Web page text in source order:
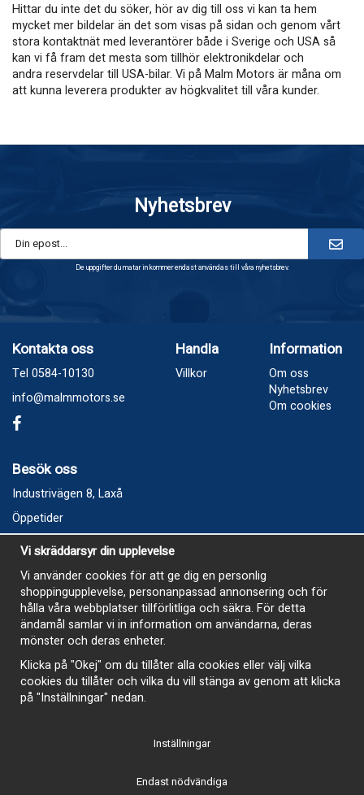
Hittar du inte det du söker, hör av dig till oss vi kan ta hem
mycket mer bildelar än det som visas på sidan och genom vårt
stora kontaktnät med leverantörer både i Sverige och USA så
kan vi få fram det mesta som tillhör elektronikdelar och
andra reservdelar till USA-bilar. Vi på Malm Motors är måna om
att kunna leverera produkter av högkvalitet till våra kunder.
Nyhetsbrev
De uppgifter du matar in kommer endast användas till våra nyhetsbrev.
Kontakta oss
Tel 0584-10130
info@malmmotors.se
Handla
Villkor
Information
Om oss
Nyhetsbrev
Om cookies
Besök oss
Industrivägen 8, Laxå
Öppetider
Vecka 32
Måndag kl 9-12, kl 13 - 15
Onsdag kl 9-12, kl 13 - 15
Tisdag, Tordag och Fredag stängt
E-Handelsbutiken är öppen och paket skickas hela
sommaren
Vi skräddarsyr din upplevelse
Vi använder cookies för att ge dig en personlig
shoppingupplevelse, personanpassad annonsering och för
hålla våra webbplatser tillförlitliga och säkra. För detta
ändamål samlar vi in information om användarna, deras
mönster och deras enheter.
Klicka på "Okej" om du tillåter alla cookies eller välj vilka
cookies du tillåter och vilka du vill stänga av genom att klicka
på "Inställningar" nedan.
Inställningar
Endast nödvändiga